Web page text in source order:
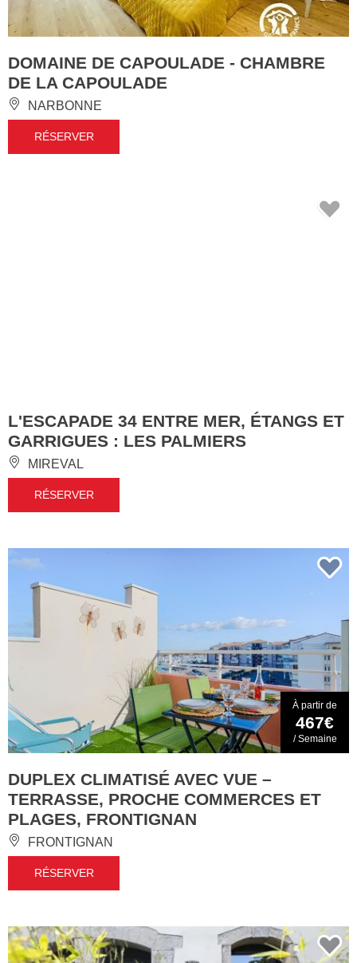
DOMAINE DE CAPOULADE - CHAMBRE
DE LA CAPOULADE
NARBONNE
RÉSERVER
L'ESCAPADE 34 ENTRE MER, ÉTANGS ET
GARRIGUES : LES PALMIERS
MIREVAL
RÉSERVER
À partir de
467€
/ Semaine
DUPLEX CLIMATISÉ AVEC VUE –
TERRASSE, PROCHE COMMERCES ET
PLAGES, FRONTIGNAN
FRONTIGNAN
RÉSERVER